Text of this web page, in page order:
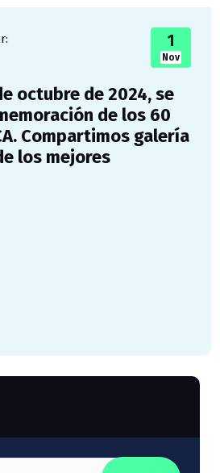
1
Nov
octubre de 2024, se
de los 60
Compartimos galería
los mejores